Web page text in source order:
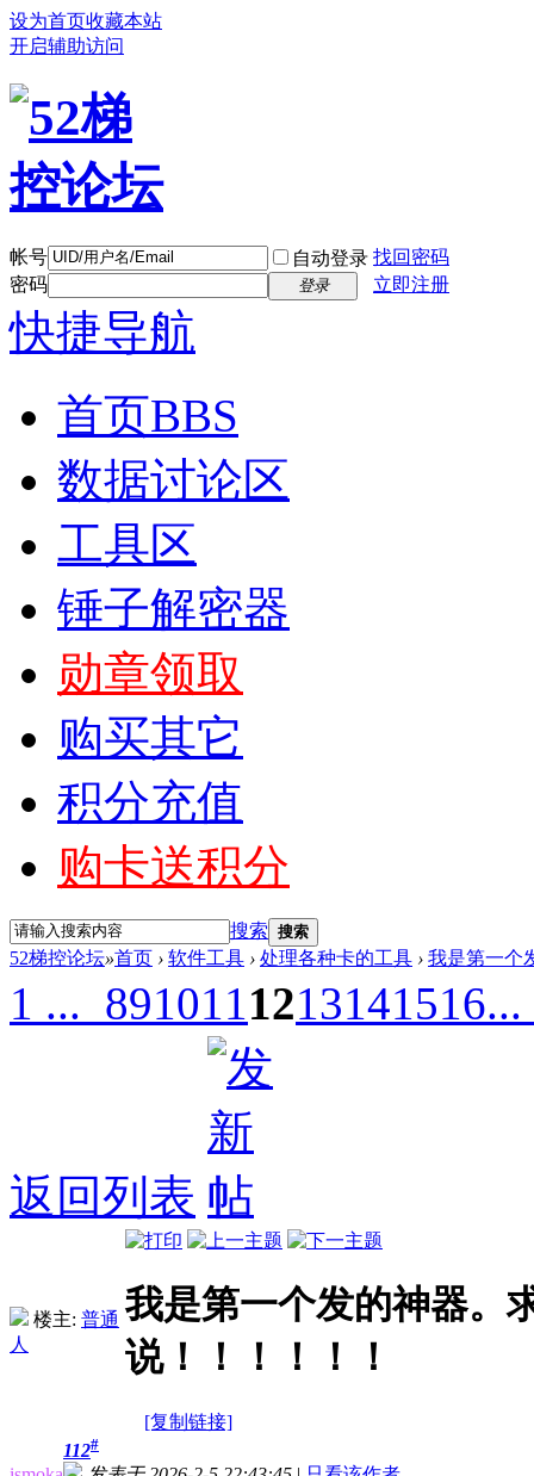
设为首页收藏本站
开启辅助访问
帐号 自动登录 找回密码
密码
登录 立即注册
快捷导航
首页BBS
数据讨论区
工具区
锤子解密器
勋章领取
购买其它
积分充值
购卡送积分
搜索 搜索
52梯控论坛»首页 › 软件工具 › 处理各种卡的工具 › 我是第一个
1 ... 8910111213141516...
返回列表
楼主: 普通
人
我是第一个发的神器。
说！！！！！！
[复制链接]
112#